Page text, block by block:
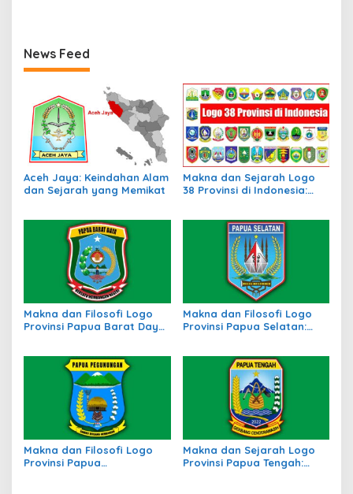
News Feed
Aceh Jaya: Keindahan Alam
dan Sejarah yang Memikat
Makna dan Sejarah Logo
38 Provinsi di Indonesia:
Makna dan Filosofi Logo
Provinsi Papua Barat Daya:
Makna dan Filosofi Logo
Provinsi Papua Selatan:
Makna dan Filosofi Logo
Provinsi Papua
Makna dan Sejarah Logo
Provinsi Papua Tengah: